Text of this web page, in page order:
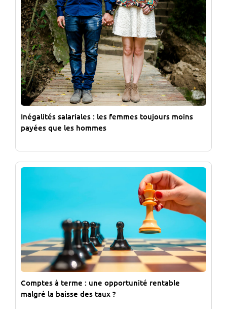
Inégalités salariales : les femmes toujours moins
payées que les hommes
Comptes à terme : une opportunité rentable
malgré la baisse des taux ?